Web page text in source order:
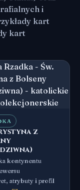
i
kart
kart
z
kontynentu
atrybuty i profil